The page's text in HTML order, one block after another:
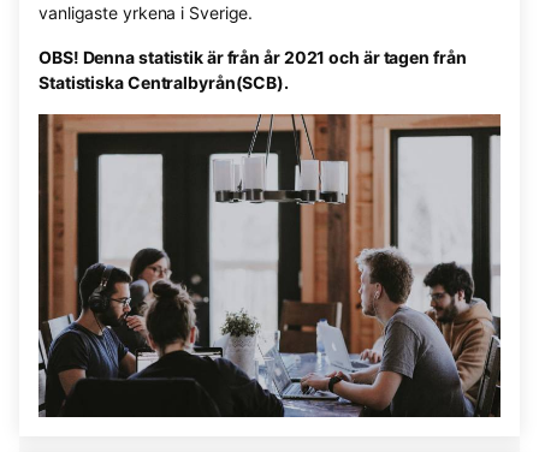
vanligaste yrkena i Sverige.
OBS! Denna statistik är från år 2021 och är tagen från
Statistiska Centralbyrån(SCB).